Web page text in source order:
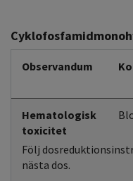
Observandum
Hematologisk
toxicitet
Följ
nästa dos.